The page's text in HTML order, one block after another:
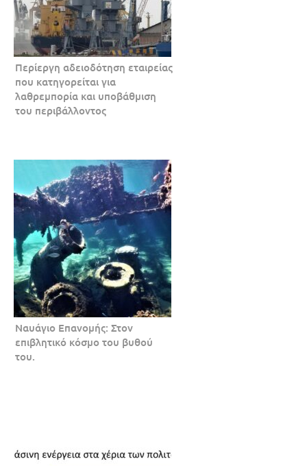
Περίεργη αδειοδότηση εταιρείας
που κατηγορείται για
λαθρεμπορία και υποβάθμιση
του περιβάλλοντος
Ναυάγιο Επανομής: Στον
επιβλητικό κόσμο του βυθού
του.